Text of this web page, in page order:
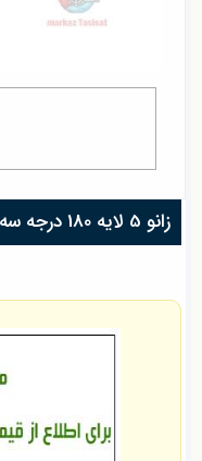
زانو 5 لایه 180 درجه سه راه صفحه دار توپیچ سوپرپایپ